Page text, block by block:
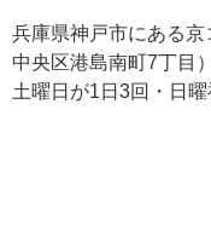
兵庫県神戸市にある
中央区港島南町7丁目
土曜日が1日3回・日